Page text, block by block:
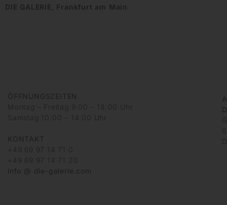
DIE GALERIE, Frankfurt am Main
ÖFFNUNGSZEITEN
Montag – Freitag 9:00 – 18:00 Uhr
Samstag 10:00 – 14:00 Uhr
KONTAKT
+49 69 97 14 71 0
+49 69 97 14 71 20
info @ die-galerie.com